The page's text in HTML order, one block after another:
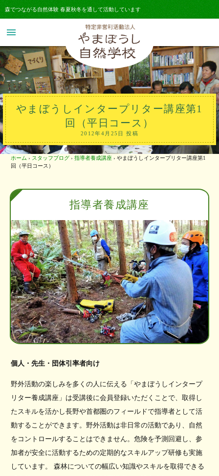
森でつながる自然体験 春夏秋冬を通して活動しています
menu
やまぼうしインタープリター講座第1
回（平日コース）
2012年4月25日 投稿
ホーム › スタッフブログ › 指導者養成講座 › やまぼうしインタープリター講座第1
回（平日コース）
指導者養成講座
個人・先生・団体引率者向け
野外活動の楽しみを多くの人に伝える「やまぼうしインタープ
リター養成講座」は受講後に会員登録いただくことで、取得し
たスキルを活かし長野や首都圏のフィールドで指導者として活
動することができます。野外活動は非日常の活動であり、自然
をコントロールすることはできません。危険を予測回避し、参
加者が安全に活動するための定期的なスキルアップ研修も実施
しています。 森林についての幅広い知識やスキルを取得できる